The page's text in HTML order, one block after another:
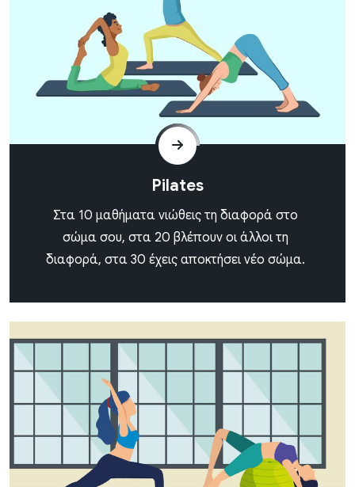
Pilates
Στα 10 μαθήματα νιώθεις τη διαφορά στο
σώμα σου, στα 20 βλέπουν οι άλλοι τη
διαφορά, στα 30 έχεις αποκτήσει νέο σώμα.